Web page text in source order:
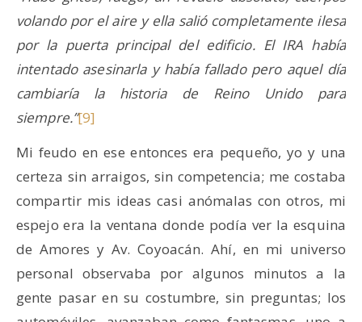
volando por el aire y ella salió completamente ilesa
por la puerta principal del edificio. El IRA había
intentado asesinarla y había fallado pero aquel día
cambiaría la historia de Reino Unido para
siempre.”[9]
Mi feudo en ese entonces era pequeño, yo y una
certeza sin arraigos, sin competencia; me costaba
compartir mis ideas casi anómalas con otros, mi
espejo era la ventana donde podía ver la esquina
de Amores y Av. Coyoacán. Ahí, en mi universo
personal observaba por algunos minutos a la
gente pasar en su costumbre, sin preguntas; los